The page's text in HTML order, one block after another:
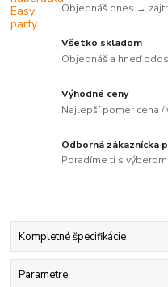
Objednáš dnes →
Všetko skladom
Objednáš a hneď
Výhodné ceny
Najlepší pomer cena /
Odborná zákaznícka
Poradíme ti s
Kompletné špecifikácie
Parametre